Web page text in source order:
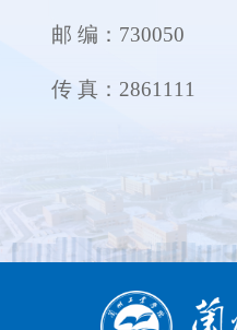
邮 编：730050
传 真：2861111